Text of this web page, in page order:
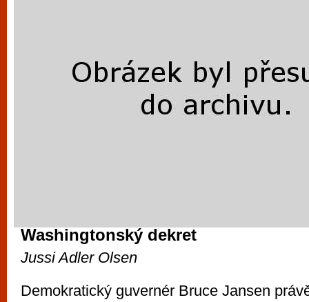
Washingtonský dekret
Jussi Adler Olsen
Demokratický guvernér Bruce Jansen